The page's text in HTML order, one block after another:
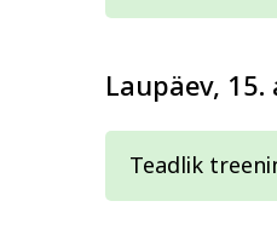
Tervis ja
Laupäev,
Teadlik